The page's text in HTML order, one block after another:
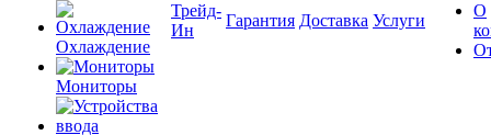
Охлаждение
Мониторы
Трейд-
Ин
Гарантия Доставка Услуги
О